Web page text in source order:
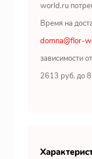
world.ru
Время на
domna@flor-
зависимости
2613 руб. до